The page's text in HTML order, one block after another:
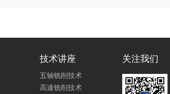
技术讲座
五轴铣削技术
高速铣削技术
关注我们